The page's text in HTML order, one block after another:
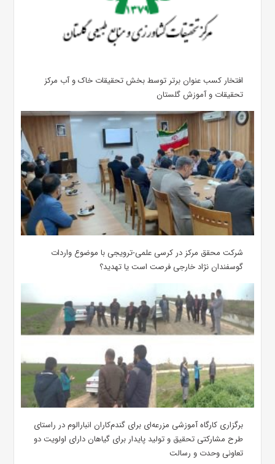
افتخار کسب عنوان برتر توسط بخش تحقیقات خاک و آب مرکز
تحقیقات و آموزش گلستان
شرکت محقق مرکز در کرسی علمی-ترویجی با موضوع واردات
گوسفندان نژاد خارجی فرصت است یا تهدید؟
برگزاری کارگاه آموزشی مزرعه‌ای برای گندم‌کاران انبارالوم در راستای
طرح مشارکتی تحقیق و تولید پایدار برای گیاهان دارای اولویت دو
تعاونی وحدت و رسالت